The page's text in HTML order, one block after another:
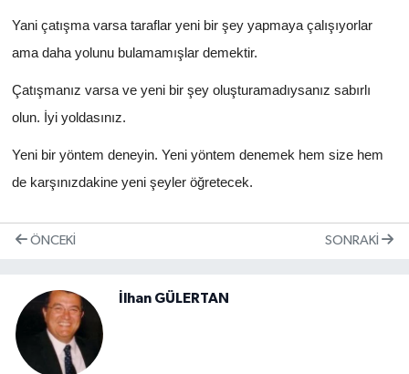
Yani çatışma varsa taraflar yeni bir şey yapmaya çalışıyorlar
ama daha yolunu bulamamışlar demektir.
Çatışmanız varsa ve yeni bir şey oluşturamadıysanız sabırlı
olun. İyi yoldasınız.
Yeni bir yöntem deneyin. Yeni yöntem denemek hem size hem
de karşınızdakine yeni şeyler öğretecek.
ÖNCEKI SONRAKI
İlhan GÜLERTAN